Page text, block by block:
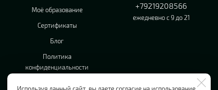
Моё образование
Сертификаты
Блог
Политика
конфиденциальности
+79219208566
ежедневно с 9 до 21